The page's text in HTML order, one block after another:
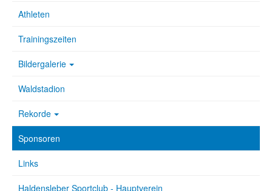
Athleten
Trainingszeiten
Bildergalerie
Waldstadion
Rekorde
Sponsoren
Links
Haldensleber Sportclub - Hauptverein